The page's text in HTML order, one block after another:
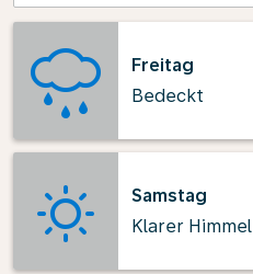
Freitag
Bedeckt
Samstag
Klarer Himmel